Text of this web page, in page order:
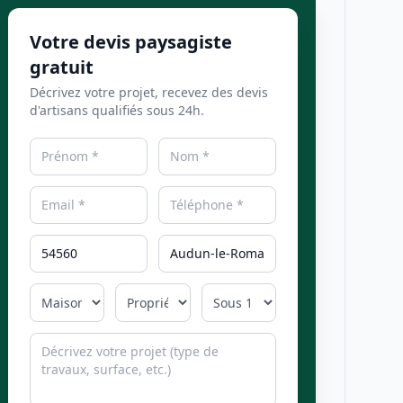
Votre devis paysagiste
gratuit
Décrivez votre projet, recevez des devis
d'artisans qualifiés sous 24h.